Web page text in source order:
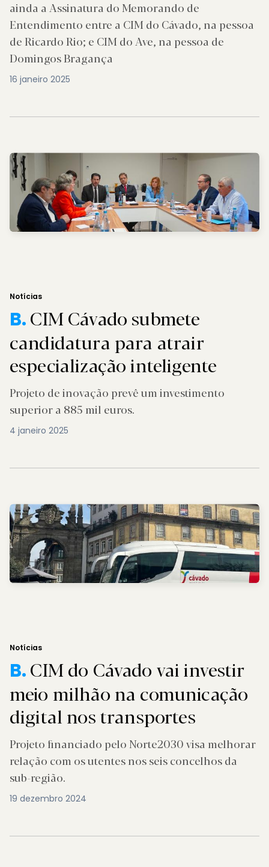
ainda a Assinatura do Memorando de
Entendimento entre a CIM do Cávado, na pessoa
de Ricardo Rio; e CIM do Ave, na pessoa de
Domingos Bragança
16 janeiro 2025
Notícias
B.CIM Cávado submete
candidatura para atrair
especialização inteligente
Projeto de inovação prevê um investimento
superior a 885 mil euros.
4 janeiro 2025
Notícias
B.CIM do Cávado vai investir
meio milhão na comunicação
digital nos transportes
Projeto financiado pelo Norte2030 visa melhorar
relação com os utentes nos seis concelhos da
sub-região.
19 dezembro 2024